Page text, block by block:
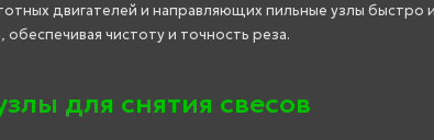
двигателей и направляющих пильные узлы быстро
чистоту и точность реза.
для снятия свесов